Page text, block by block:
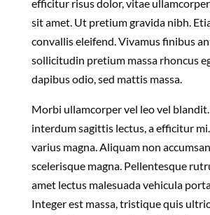
efficitur risus dolor, vitae
sit amet. Ut pretium gravida nibh.
convallis eleifend. Vivamus finibus
sollicitudin pretium massa rhoncus
dapibus odio, sed mattis massa.
Morbi ullamcorper vel leo vel
interdum sagittis lectus, a efficitur
varius magna. Aliquam non
scelerisque magna. Pellentesque
amet lectus malesuada vehicula
Integer est massa, tristique quis